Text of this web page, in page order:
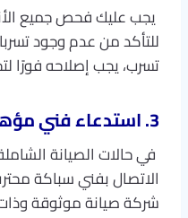
يجب عليك فحص جميع
للتأكد من عدم وجود
تسرب، يجب إصلاحه فورًا
3. استدعاء فني مؤهل:
في حالات الصيانة
الاتصال بفني سباكة
شركة صيانة موثوقة